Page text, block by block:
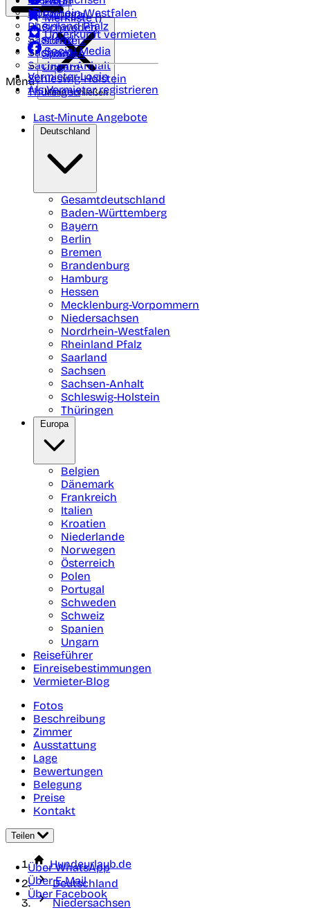
Nordrhein-Westfalen
Rheinland Pfalz
Saarland
Sachsen
Sachsen-Anhalt
Schleswig-Holstein
Thüringen
Portugal
Schweden
Schweiz
Spanien
Ungarn
Merkliste ()
Unterkunft vermieten
Social Media
Vermieter-Login
Als Vermieter registrieren
Menü
Menü schließen
Last-Minute Angebote
Deutschland
Gesamtdeutschland
Baden-Württemberg
Bayern
Berlin
Bremen
Brandenburg
Hamburg
Hessen
Mecklenburg-Vorpommern
Niedersachsen
Nordrhein-Westfalen
Rheinland Pfalz
Saarland
Sachsen
Sachsen-Anhalt
Schleswig-Holstein
Thüringen
Europa
Belgien
Dänemark
Frankreich
Italien
Kroatien
Niederlande
Norwegen
Österreich
Polen
Portugal
Schweden
Schweiz
Spanien
Ungarn
Reiseführer
Einreisebestimmungen
Vermieter-Blog
Fotos
Beschreibung
Zimmer
Ausstattung
Lage
Bewertungen
Belegung
Preise
Kontakt
Teilen
Über WhatsApp
Über E-Mail
Über Facebook
Hundeurlaub.de
Deutschland
Niedersachsen